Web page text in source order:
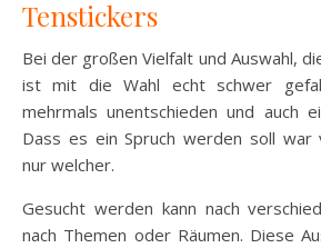
Tenstickers
Bei der großen Vielfalt und Auswahl,
ist mit die Wahl echt schwer
mehrmals unentschieden und auch
Dass es ein Spruch werden soll war
nur welcher.
Gesucht werden kann nach
nach Themen oder Räumen. Diese